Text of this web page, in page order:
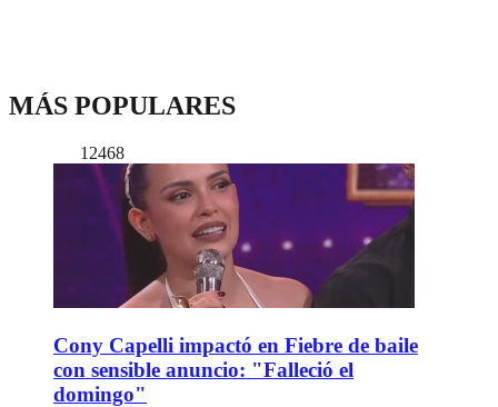
MÁS POPULARES
12468
Cony Capelli impactó en Fiebre de baile
con sensible anuncio: "Falleció el
domingo"